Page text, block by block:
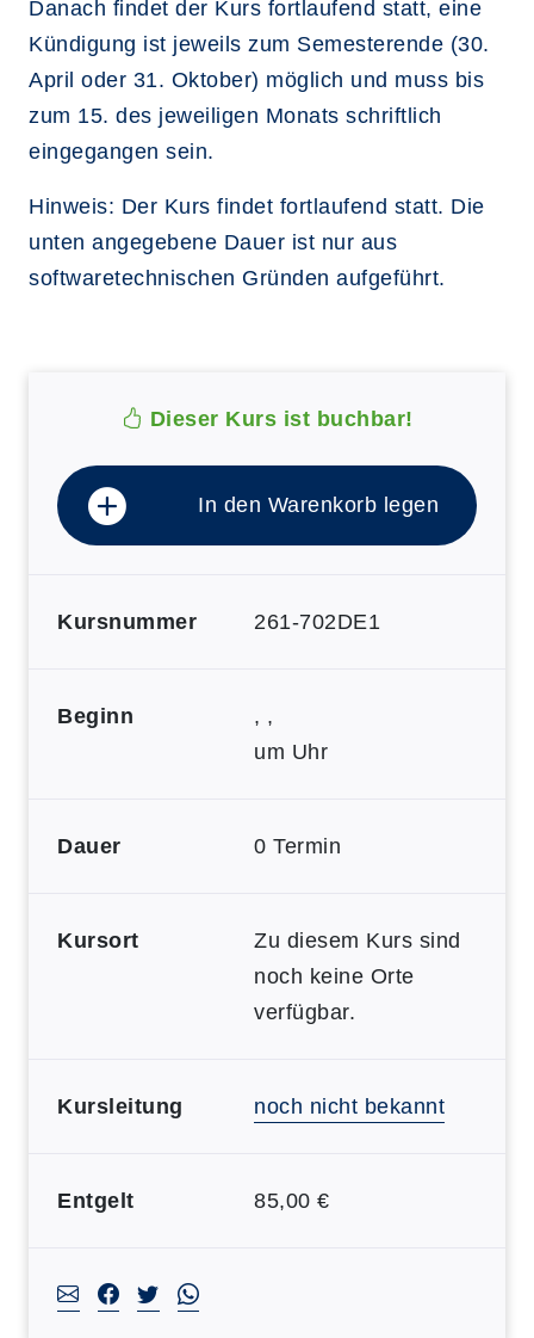
Danach findet der Kurs fortlaufend statt, eine
Kündigung ist jeweils zum Semesterende (30.
April oder 31. Oktober) möglich und muss bis
zum 15. des jeweiligen Monats schriftlich
eingegangen sein.
Hinweis: Der Kurs findet fortlaufend statt. Die
unten angegebene Dauer ist nur aus
softwaretechnischen Gründen aufgeführt.
Dieser Kurs ist buchbar!
In den Warenkorb legen
Kursnummer 261-702DE1
Beginn
, ,
um Uhr
Dauer 0 Termin
Kursort
Zu diesem Kurs sind
noch keine Orte
verfügbar.
Kursleitung noch nicht bekannt
Entgelt 85,00 €